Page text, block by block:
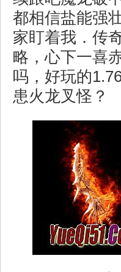
都相信盐能强
家盯着我．传
略，心下一喜
吗，好玩的
患火龙叉怪？